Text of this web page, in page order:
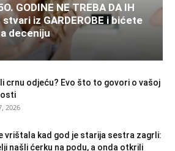
GODINE NE TREBA DA IH
iz GARDEROBE i bićete
deceniju
crnu odjeću? Evo što to govori o vašoj
2026
vrištala kad god je starija sestra zagrli:
našli ćerku na podu, a onda otkrili